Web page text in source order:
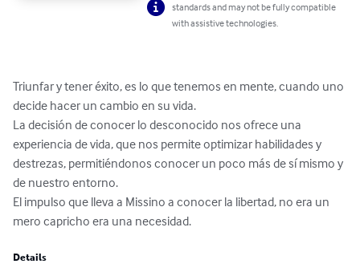
standards and may not be fully compatible
with assistive technologies.
Triunfar y tener éxito, es lo que tenemos en mente, cuando uno
decide hacer un cambio en su vida.
La decisión de conocer lo desconocido nos ofrece una
experiencia de vida, que nos permite optimizar habilidades y
destrezas, permitiéndonos conocer un poco más de sí mismo y
de nuestro entorno.
El impulso que lleva a Missino a conocer la libertad, no era un
mero capricho era una necesidad.
Details